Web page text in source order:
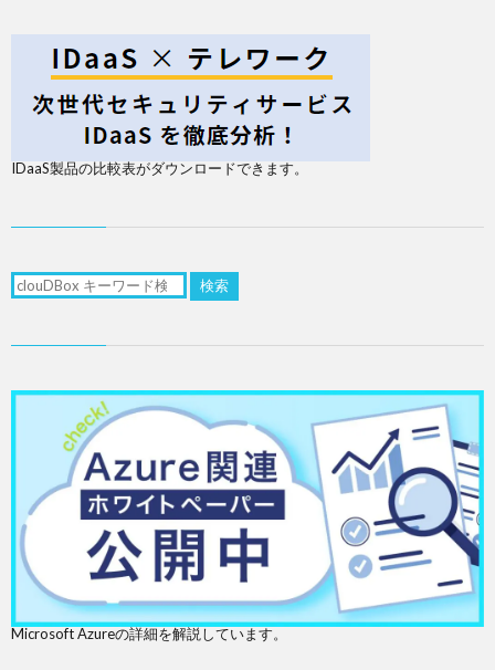
IDaaS製品の比較表がダウンロードできます。
検索
Microsoft Azureの詳細を解説しています。